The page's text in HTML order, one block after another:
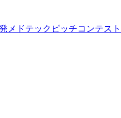
メドテックピッチコンテスト